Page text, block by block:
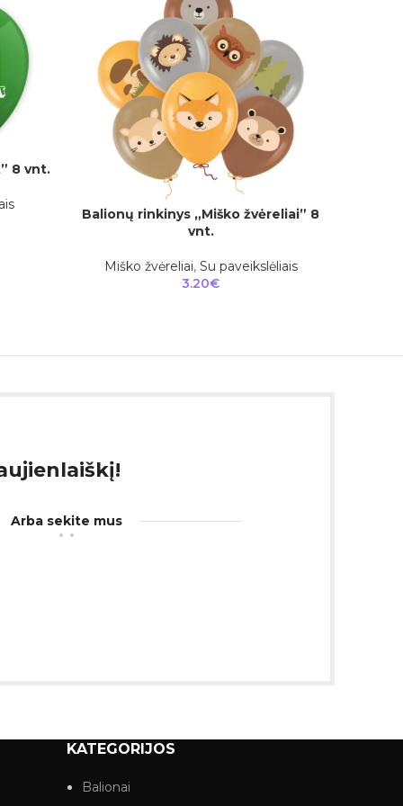
8 vnt.
Į KREPŠELĮ
Balionų rinkinys „Miško žvėreliai” 8
vnt.
Miško žvėreliai, Su paveikslėliais
3.20€
Arba sekite mus
KATEGORIJOS
Balionai